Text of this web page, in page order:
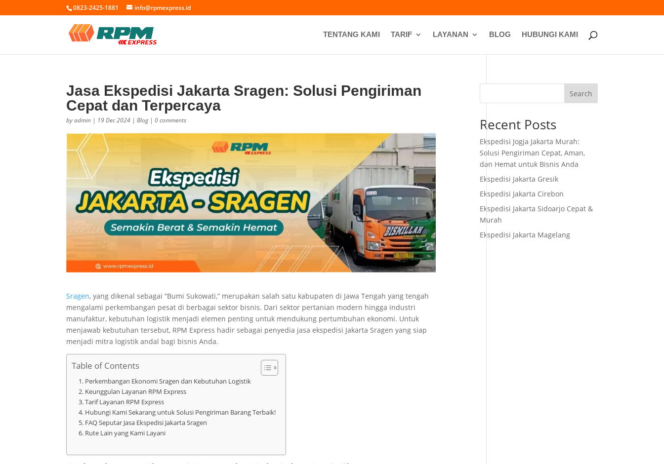
0823-2425-1881 info@rpmexpress.id
TENTANG KAMI TARIF LAYANAN BLOG HUBUNGI KAMI
Jasa Ekspedisi Jakarta Sragen: Solusi Pengiriman
Cepat dan Terpercaya
byadmin | 19 Dec 2024 |Blog|0 comments
Sragen, yang dikenal sebagai “Bumi Sukowati,” merupakan salah satu kabupaten di Jawa Tengah yang tengah
mengalami perkembangan pesat di berbagai sektor bisnis. Dari sektor pertanian modern hingga industri
manufaktur, kebutuhan logistik menjadi elemen penting untuk mendukung pertumbuhan ekonomi. Untuk
menjawab kebutuhan tersebut, RPM Express hadir sebagai penyedia jasa ekspedisi Jakarta Sragen yang siap
menjadi mitra logistik andal bagi bisnis Anda.
Table of Contents
Perkembangan Ekonomi Sragen dan Kebutuhan Logistik
Keunggulan Layanan RPM Express
Tarif Layanan RPM Express
Hubungi Kami Sekarang untuk Solusi Pengiriman Barang Terbaik!
FAQ Seputar Jasa Ekspedisi Jakarta Sragen
Rute Lain yang Kami Layani
Search
Recent Posts
Ekspedisi Jogja Jakarta Murah:
Solusi Pengiriman Cepat, Aman,
dan Hemat untuk Bisnis Anda
Ekspedisi Jakarta Gresik
Ekspedisi Jakarta Cirebon
Ekspedisi Jakarta Sidoarjo Cepat &
Murah
Ekspedisi Jakarta Magelang